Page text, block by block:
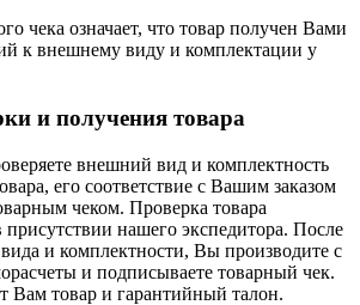
чека означает, что товар получен Вами
к внешнему виду и комплектации у
и получения товара
внешний вид и комплектность
его соответствие с Вашим заказом
чеком. Проверка товара
присутствии нашего экспедитора. После
и комплектности, Вы производите с
и подписываете товарный чек.
Вам товар и гарантийный талон.